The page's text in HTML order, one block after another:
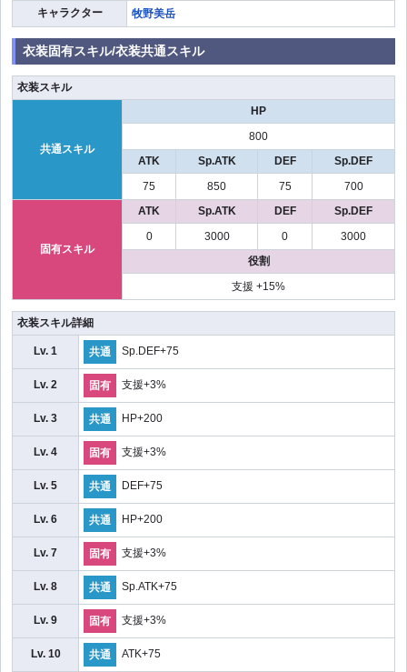
キャラクター 牧野美岳
衣装固有スキル/衣装共通スキル
衣装スキル
共通スキル
HP
800
ATK
Sp.ATK DEF
Sp.DEF
75
850 75 700
固有スキル
ATK Sp.ATK DEF
Sp.DEF
0
3000 0
3000
役割
支援 +15%
衣装スキル詳細
Lv. 1 共通 Sp.DEF+75
Lv. 2 固有 支援+3%
Lv. 3 共通 HP+200
Lv. 4 固有 支援+3%
Lv. 5 共通 DEF+75
Lv. 6 共通 HP+200
Lv. 7 固有 支援+3%
Lv. 8 共通 Sp.ATK+75
Lv. 9 固有 支援+3%
Lv. 10 共通 ATK+75